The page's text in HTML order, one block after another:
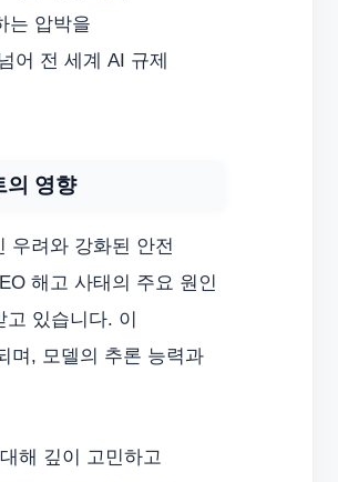
는 압박을
어 전 세계 AI 규제
의 영향
우려와 강화된 안전
해고 사태의 주요 원인
고 있습니다. 이
며, 모델의 추론 능력과
해 깊이 고민하고